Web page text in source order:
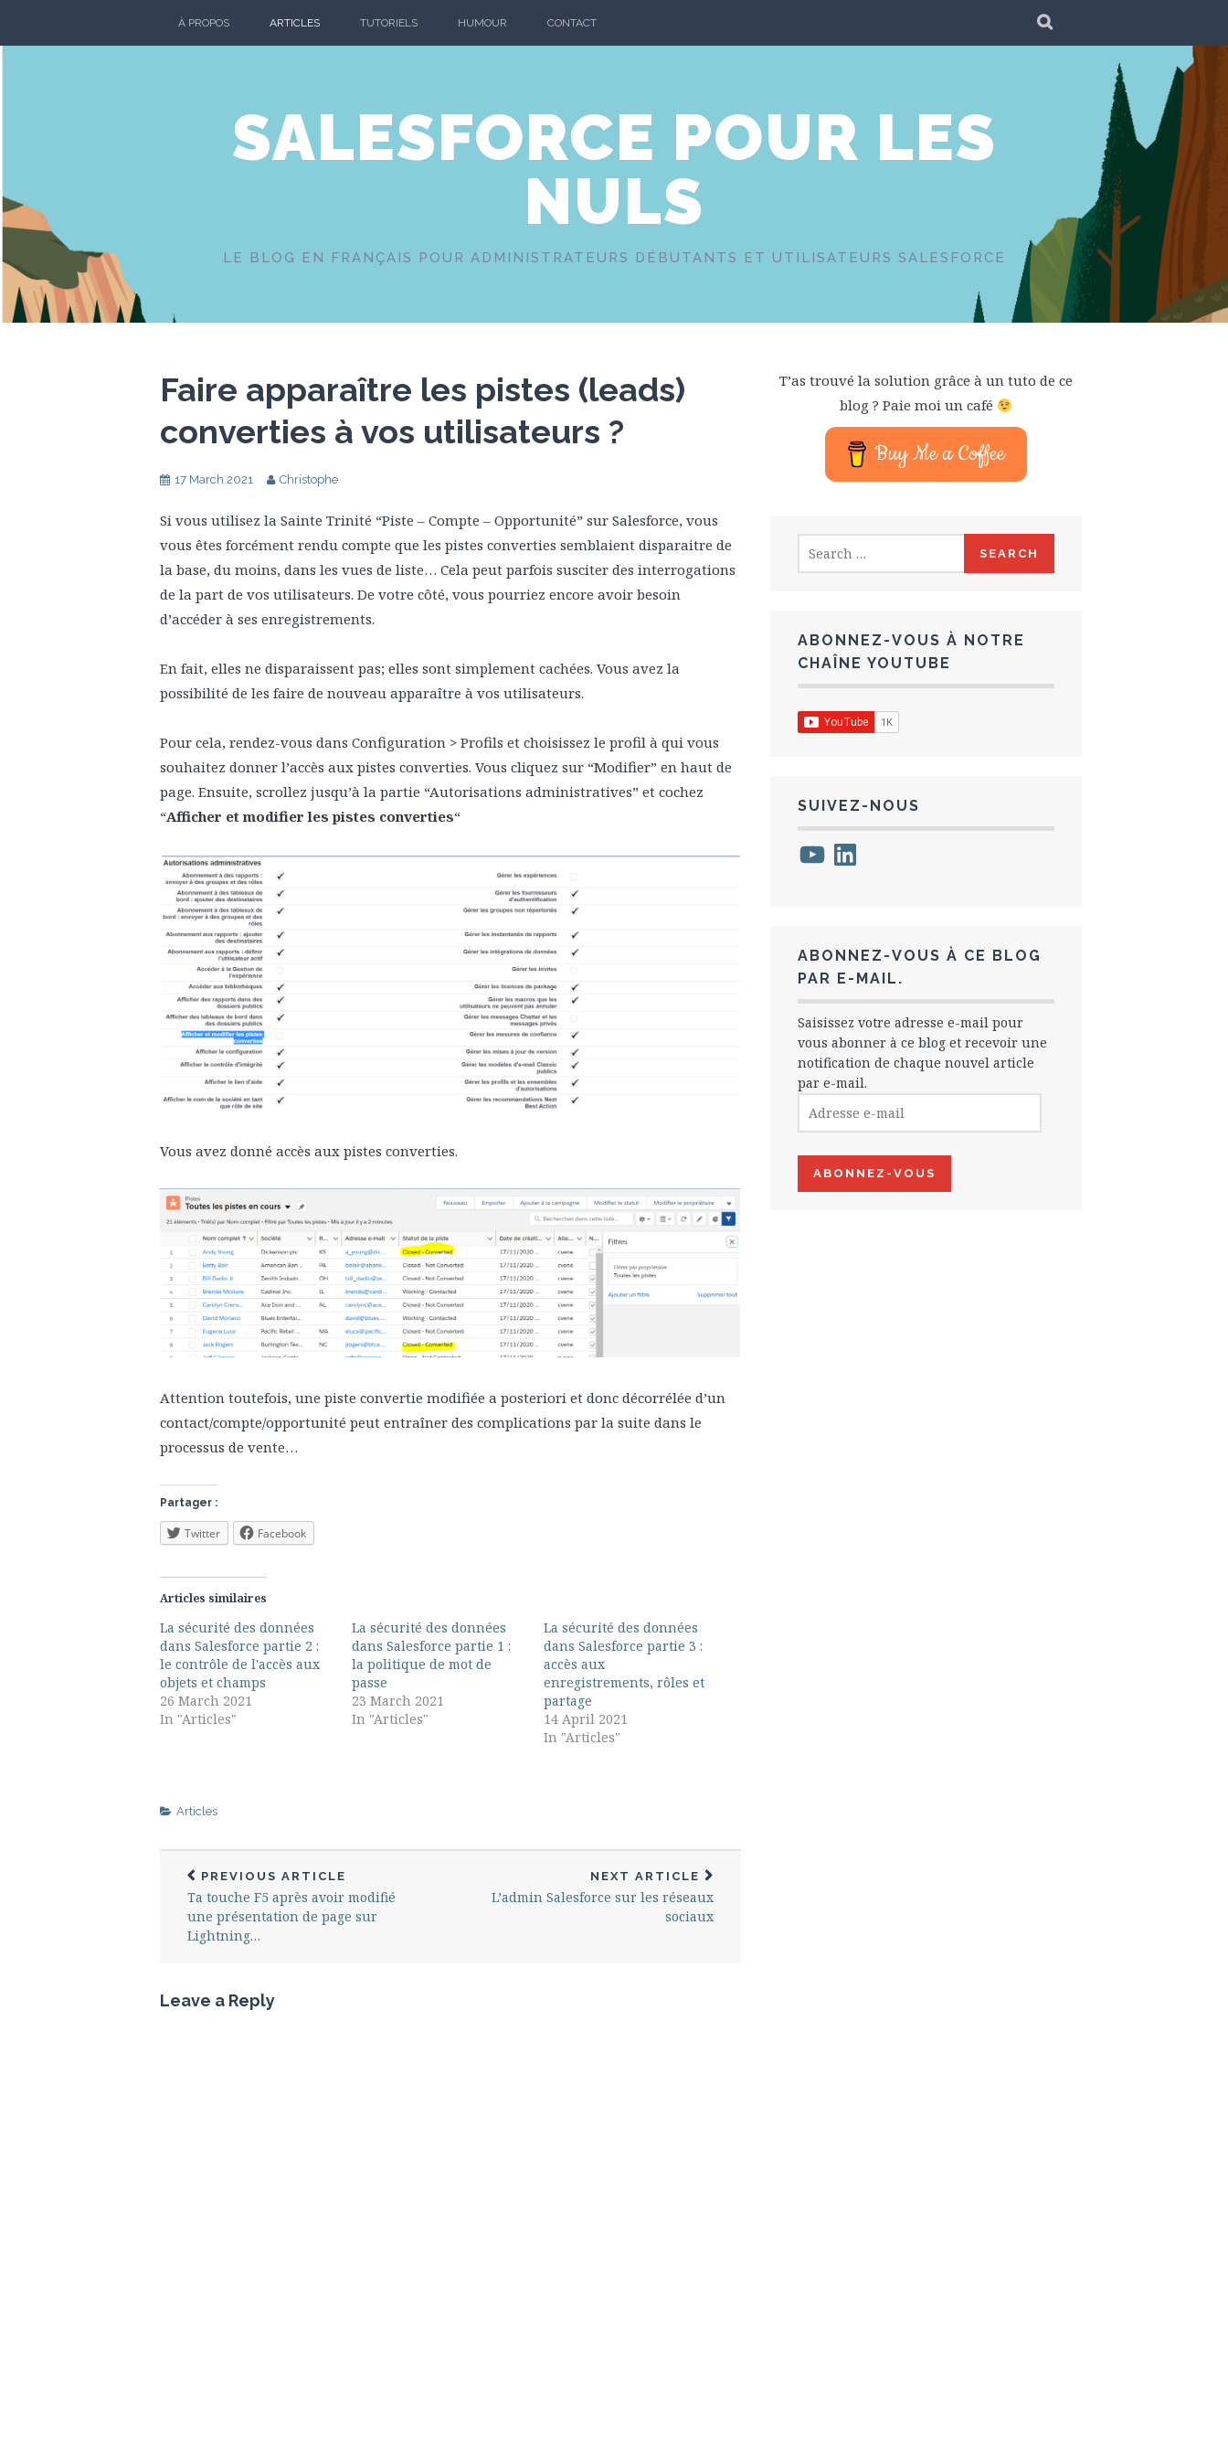
À PROPOS ARTICLES TUTORIELS HUMOUR CONTACT
SALESFORCE POUR LES
NULS
LE BLOG EN FRANÇAIS POUR ADMINISTRATEURS DÉBUTANTS ET UTILISATEURS SALESFORCE
Faire apparaître les pistes (leads)
converties à vos utilisateurs ?
17 March 2021 Christophe
Si vous utilisez la Sainte Trinité “Piste – Compte – Opportunité” sur Salesforce, vous
vous êtes forcément rendu compte que les pistes converties semblaient disparaitre de
la base, du moins, dans les vues de liste… Cela peut parfois susciter des interrogations
de la part de vos utilisateurs. De votre côté, vous pourriez encore avoir besoin
d’accéder à ses enregistrements.
En fait, elles ne disparaissent pas; elles sont simplement cachées. Vous avez la
possibilité de les faire de nouveau apparaître à vos utilisateurs.
Pour cela, rendez-vous dans Configuration > Profils et choisissez le profil à qui vous
souhaitez donner l’accès aux pistes converties. Vous cliquez sur “Modifier” en haut de
page. Ensuite, scrollez jusqu’à la partie “Autorisations administratives” et cochez
“Afficher et modifier les pistes converties“
Vous avez donné accès aux pistes converties.
Attention toutefois, une piste convertie modifiée a posteriori et donc décorrélée d’un
contact/compte/opportunité peut entraîner des complications par la suite dans le
processus de vente…
Partager :
Twitter Facebook
Articles similaires
La sécurité des données
dans Salesforce partie 2 :
le contrôle de l'accès aux
objets et champs
26 March 2021
In "Articles"
La sécurité des données
dans Salesforce partie 1 :
la politique de mot de
passe
23 March 2021
In "Articles"
La sécurité des données
dans Salesforce partie 3 :
accès aux
enregistrements, rôles et
partage
14 April 2021
In "Articles"
Articles
PREVIOUS ARTICLE
Ta touche F5 après avoir modifié
une présentation de page sur
Lightning…
NEXT ARTICLE
L’admin Salesforce sur les réseaux
sociaux
Leave a Reply
T’as trouvé la solution grâce à un tuto de ce
blog ? Paie moi un café
Buy Me a Coffee
for:
ABONNEZ-VOUS À NOTRE
CHAÎNE YOUTUBE
SUIVEZ-NOUS
YouTubeLinkedIn
ABONNEZ-VOUS À CE BLOG
PAR E-MAIL.
Saisissez votre adresse e-mail pour
vous abonner à ce blog et recevoir une
notification de chaque nouvel article
par e-mail.
e-
ABONNEZ-VOUS